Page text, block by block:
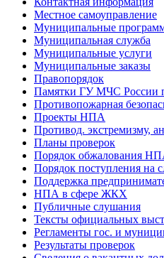
Местное самоуправление
Муниципальные
Муниципальная служба
Муниципальные услуги
Муниципальные заказы
Правопорядок
Памятки ГУ МЧС России
Противопожарная
Проекты НПА
Противод. экстремизму,
Планы проверок
Порядок обжалования
Порядок поступления на
Поддержка
НПА в сфере ЖКХ
Публичные слушания
Тексты официальных
Регламенты гос. и
Результаты проверок